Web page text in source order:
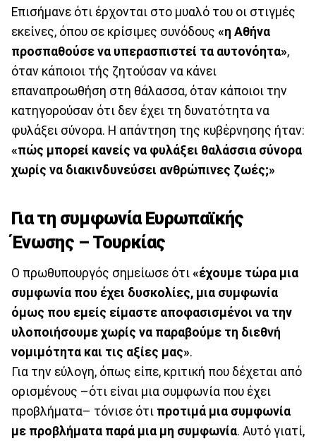
Επισήμανε ότι έρχονται στο μυαλό του οι στιγμές
εκείνες, όπου σε κρίσιμες συνόδους «η Αθήνα
προσπαθούσε να υπερασπιστεί τα αυτονόητα»,
όταν κάποιοι τής ζητούσαν να κάνει
επαναπροωθήση στη θάλασσα, όταν κάποιοι την
κατηγορούσαν ότι δεν έχει τη δυνατότητα να
φυλάξει σύνορα. Η απάντηση της κυβέρνησης ήταν:
«πώς μπορεί κανείς να φυλάξει θαλάσσια σύνορα
χωρίς να διακινδυνεύσει ανθρώπινες ζωές;»
Για τη συμφωνία Ευρωπαϊκής
Ένωσης – Τουρκίας
Ο πρωθυπουργός σημείωσε ότι «έχουμε τώρα μια
συμφωνία που έχει δυσκολίες, μια συμφωνία
όμως που εμείς είμαστε αποφασισμένοι να την
υλοποιήσουμε χωρίς να παραβούμε τη διεθνή
νομιμότητα και τις αξίες μας».
Για την εύλογη, όπως είπε, κριτική που δέχεται από
ορισμένους –ότι είναι μια συμφωνία που έχει
προβλήματα– τόνισε ότι προτιμά μια συμφωνία
με προβλήματα παρά μια μη συμφωνία. Αυτό γιατί,